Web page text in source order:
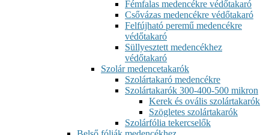
Fémfalas medencékre védőtakaró
Csővázas medencékre védőtakaró
Felfújható peremű medencékre
védőtakaró
Süllyesztett medencékhez
védőtakaró
Szolár medencetakarók
Szolártakaró medencékre
Szolártakarók 300-400-500 mikron
Kerek és ovális szolártakarók
Szögletes szolártakarók
Szolárfólia tekercselők